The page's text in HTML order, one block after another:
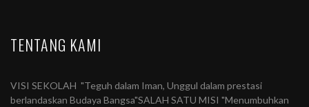
TENTANG KAMI
VISI SEKOLAH "Teguh dalam Iman, Unggul dalam prestasi
berlandaskan Budaya Bangsa"SALAH SATU MISI "Menumbuhkan